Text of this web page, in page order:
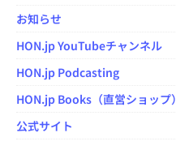
お知らせ
HON.jp YouTubeチャンネル
HON.jp Podcasting
HON.jp Books（直営ショップ）
公式サイト